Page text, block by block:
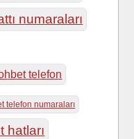
numaraları
telefon
telefon numaraları
hatları